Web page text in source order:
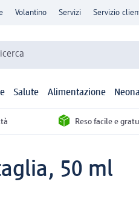
Volantino Servizi Servizio
Salute Alimentazione
Reso facile e
50 ml